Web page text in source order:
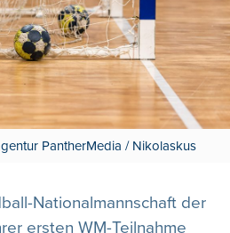
PantherMedia / Nikolaskus
Nationalmannschaft der
ersten WM-Teilnahme